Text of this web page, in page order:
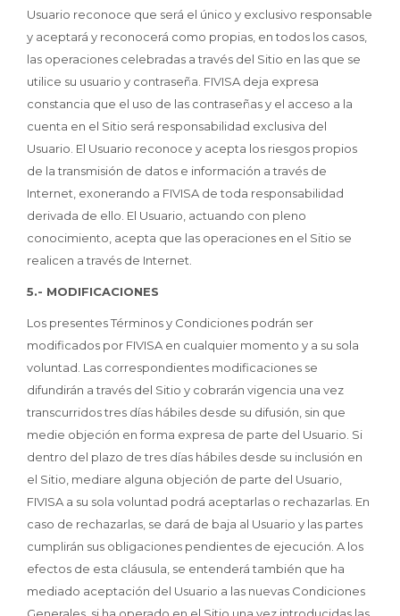
Usuario reconoce que será el único y exclusivo responsable
y aceptará y reconocerá como propias, en todos los casos,
las operaciones celebradas a través del Sitio en las que se
utilice su usuario y contraseña. FIVISA deja expresa
constancia que el uso de las contraseñas y el acceso a la
cuenta en el Sitio será responsabilidad exclusiva del
Usuario. El Usuario reconoce y acepta los riesgos propios
de la transmisión de datos e información a través de
Internet, exonerando a FIVISA de toda responsabilidad
derivada de ello. El Usuario, actuando con pleno
conocimiento, acepta que las operaciones en el Sitio se
realicen a través de Internet.
5.- MODIFICACIONES
Los presentes Términos y Condiciones podrán ser
modificados por FIVISA en cualquier momento y a su sola
voluntad. Las correspondientes modificaciones se
difundirán a través del Sitio y cobrarán vigencia una vez
transcurridos tres días hábiles desde su difusión, sin que
medie objeción en forma expresa de parte del Usuario. Si
dentro del plazo de tres días hábiles desde su inclusión en
el Sitio, mediare alguna objeción de parte del Usuario,
FIVISA a su sola voluntad podrá aceptarlas o rechazarlas. En
caso de rechazarlas, se dará de baja al Usuario y las partes
cumplirán sus obligaciones pendientes de ejecución. A los
efectos de esta cláusula, se entenderá también que ha
mediado aceptación del Usuario a las nuevas Condiciones